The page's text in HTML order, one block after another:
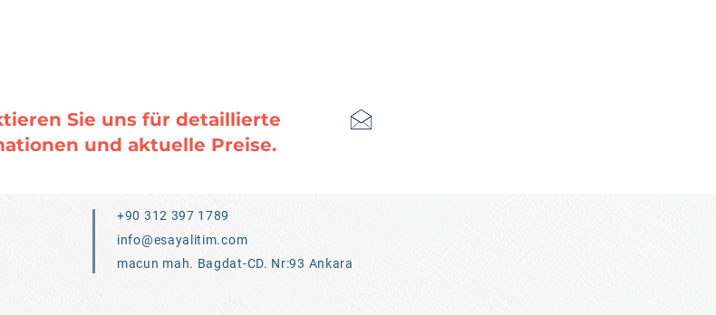
Sie uns für detaillierte
und aktuelle Preise.
+90 312 397 1789
info@esayalitim.com
macun mah. Bagdat-CD. Nr:93 Ankara